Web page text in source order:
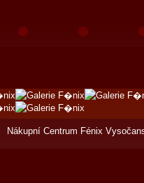
Nákupní Centrum Fénix